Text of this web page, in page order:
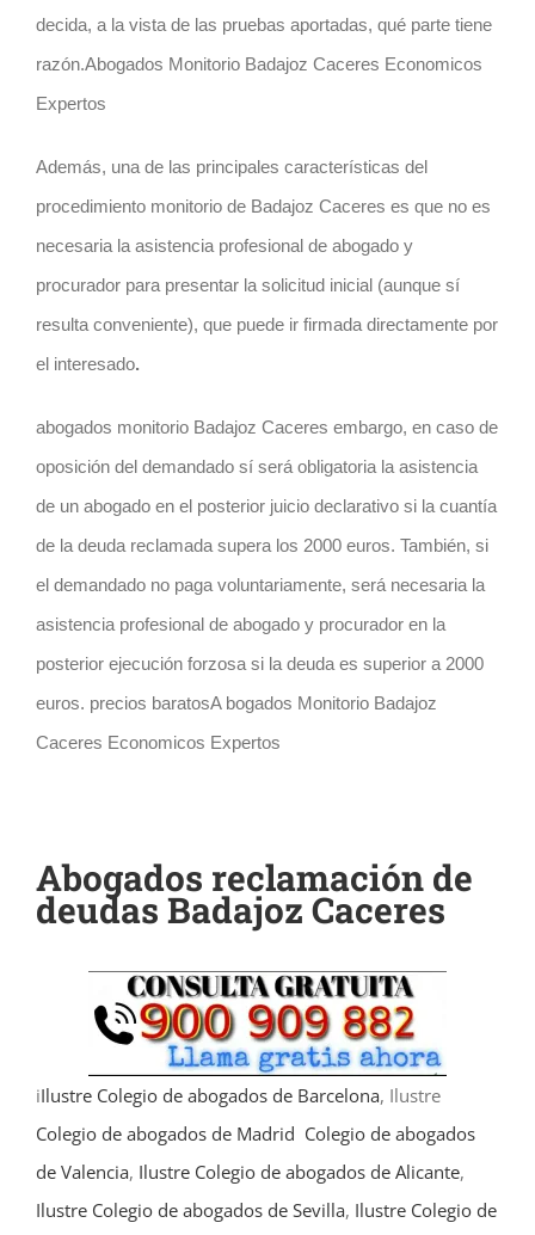
decida, a la vista de las pruebas aportadas, qué parte tiene
razón.Abogados Monitorio Badajoz Caceres Economicos
Expertos
Además, una de las principales características del
procedimiento monitorio de Badajoz Caceres es que no es
necesaria la asistencia profesional de abogado y
procurador para presentar la solicitud inicial (aunque sí
resulta conveniente), que puede ir firmada directamente por
el interesado.
abogados monitorio Badajoz Caceres embargo, en caso de
oposición del demandado sí será obligatoria la asistencia
de un abogado en el posterior juicio declarativo si la cuantía
de la deuda reclamada supera los 2000 euros. También, si
el demandado no paga voluntariamente, será necesaria la
asistencia profesional de abogado y procurador en la
posterior ejecución forzosa si la deuda es superior a 2000
euros. precios baratosA bogados Monitorio Badajoz
Caceres Economicos Expertos
Abogados reclamación de
deudas Badajoz Caceres
iIlustre Colegio de abogados de Barcelona, Ilustre
Colegio de abogados de Madrid Colegio de abogados
de Valencia, Ilustre Colegio de abogados de Alicante,
Ilustre Colegio de abogados de Sevilla, Ilustre Colegio de